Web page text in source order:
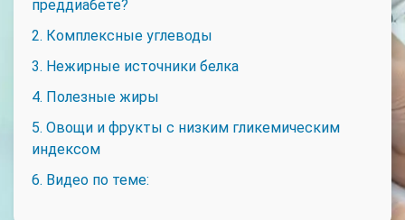
преддиабете?
2. Комплексные углеводы
3. Нежирные источники белка
4. Полезные жиры
5. Овощи и фрукты с низким гликемическим
индексом
6. Видео по теме: